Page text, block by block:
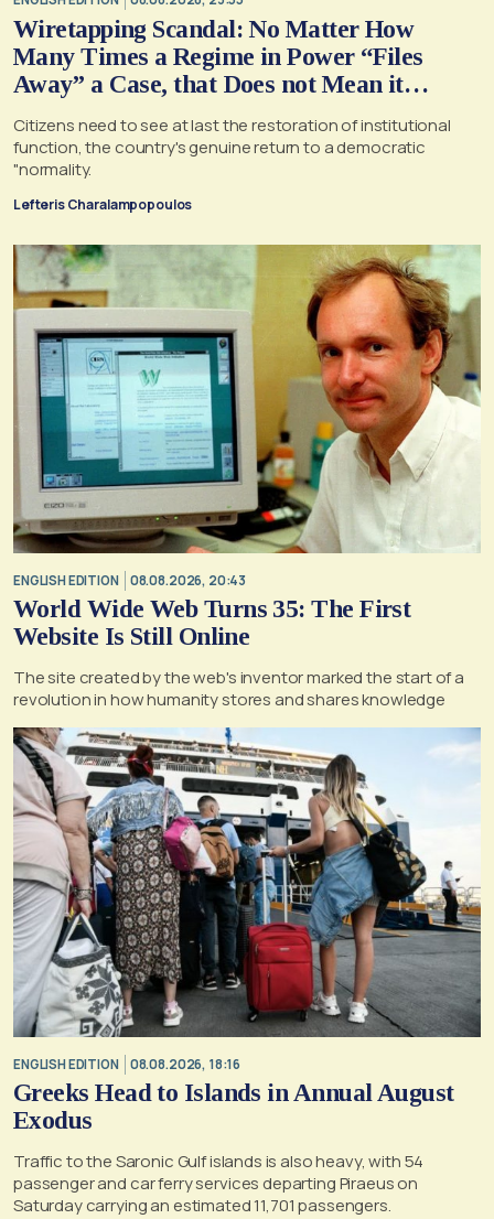
Wiretapping Scandal: No Matter How
Many Times a Regime in Power “Files
Away” a Case, that Does not Mean it
Citizens need to see at last the restoration of institutional
function, the country's genuine return to a democratic
"normality.
Lefteris Charalampopoulos
ENGLISH EDITION 08.08.2026, 20:43
World Wide Web Turns 35: The First
Website Is Still Online
The site created by the web's inventor marked the start of a
revolution in how humanity stores and shares knowledge
ENGLISH EDITION 08.08.2026, 18:16
Greeks Head to Islands in Annual August
Exodus
Traffic to the Saronic Gulf islands is also heavy, with 54
passenger and car ferry services departing Piraeus on
Saturday carrying an estimated 11,701 passengers.